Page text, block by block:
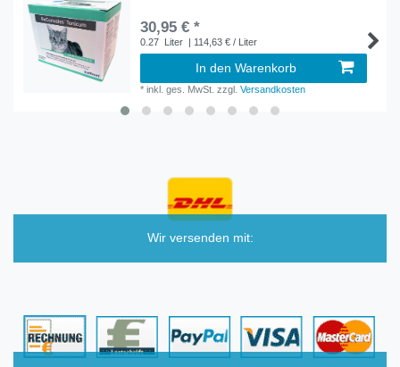
30,95 € *
0.27 Liter | 114,63 € / Liter
In den Warenkorb
*inkl. ges. MwSt. zzgl.Versandkosten
Wir versenden mit: